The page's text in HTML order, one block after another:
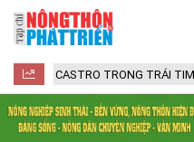
TRONG TRÁI TIM NGƯỜI VIỆT